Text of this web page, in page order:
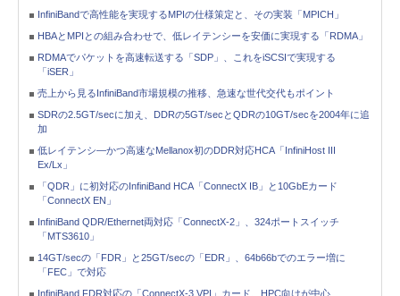
InfiniBandで高性能を実現するMPIの仕様策定と、その実装「MPICH」
HBAとMPIとの組み合わせで、低レイテンシーを安価に実現する「RDMA」
RDMAでパケットを高速転送する「SDP」、これをiSCSIで実現する
「iSER」
売上から見るInfiniBand市場規模の推移、急速な世代交代もポイント
SDRの2.5GT/secに加え、DDRの5GT/secとQDRの10GT/secを2004年に追
加
低レイテンシ―かつ高速なMellanox初のDDR対応HCA「InfiniHost III
Ex/Lx」
「QDR」に初対応のInfiniBand HCA「ConnectX IB」と10GbEカード
「ConnectX EN」
InfiniBand QDR/Ethernet両対応「ConnectX-2」、324ポートスイッチ
「MTS3610」
14GT/secの「FDR」と25GT/secの「EDR」、64b66bでのエラー増に
「FEC」で対応
InfiniBand FDR対応の「ConnectX-3 VPI」カード、HPC向けが中心